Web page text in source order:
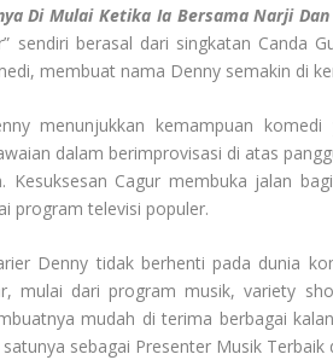
Di Mulai Ketika Ia Bersama Narji
sendiri berasal dari singkatan Canda
membuat nama Denny semakin di
menunjukkan kemampuan
dalam berimprovisasi di atas
Kesuksesan Cagur membuka jalan
program televisi populer.
Denny tidak berhenti pada dunia
mulai dari program musik, variety
mudah di terima berbagai
sebagai Presenter Musik Terbaik